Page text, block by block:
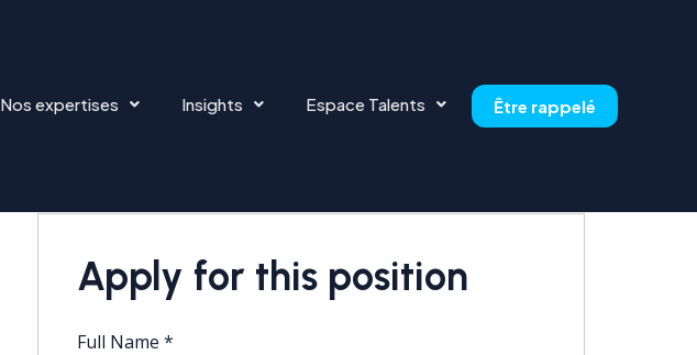
Nos expertises Insights Espace Talents Être rappelé
Apply for this position
Full Name *